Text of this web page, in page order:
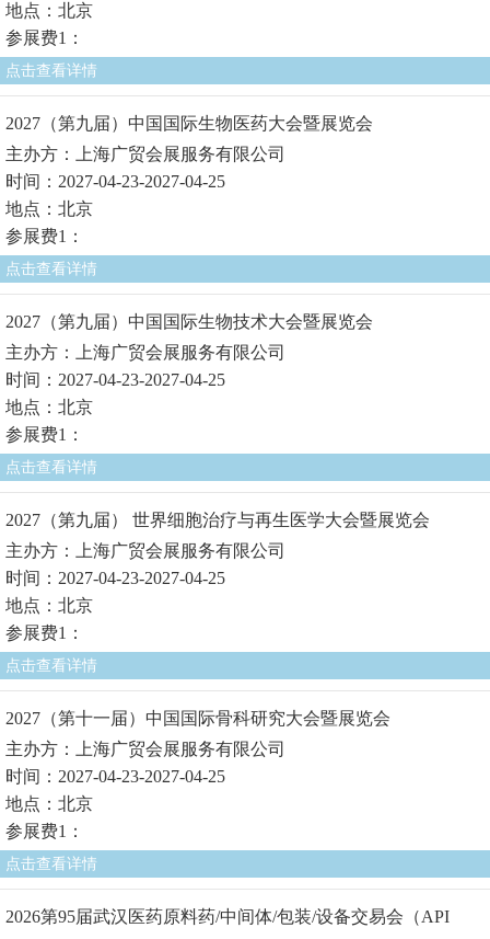
地点：北京
参展费1：
点击查看详情
2027（第九届）中国国际生物医药大会暨展览会
主办方：上海广贸会展服务有限公司
时间：2027-04-23-2027-04-25
地点：北京
参展费1：
点击查看详情
2027（第九届）中国国际生物技术大会暨展览会
主办方：上海广贸会展服务有限公司
时间：2027-04-23-2027-04-25
地点：北京
参展费1：
点击查看详情
2027（第九届） 世界细胞治疗与再生医学大会暨展览会
主办方：上海广贸会展服务有限公司
时间：2027-04-23-2027-04-25
地点：北京
参展费1：
点击查看详情
2027（第十一届）中国国际骨科研究大会暨展览会
主办方：上海广贸会展服务有限公司
时间：2027-04-23-2027-04-25
地点：北京
参展费1：
点击查看详情
2026第95届武汉医药原料药/中间体/包装/设备交易会（API